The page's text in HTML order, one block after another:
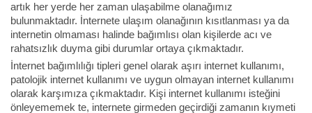
artık her yerde her zaman ulaşabilme olanağımız
bulunmaktadır. İnternete ulaşım olanağının kısıtlanması ya da
internetin olmaması halinde bağımlısı olan kişilerde acı ve
rahatsızlık duyma gibi durumlar ortaya çıkmaktadır.
İnternet bağımlılığı tipleri genel olarak aşırı internet kullanımı,
patolojik internet kullanımı ve uygun olmayan internet kullanımı
olarak karşımıza çıkmaktadır. Kişi internet kullanımı isteğini
önleyememek te, internete girmeden geçirdiği zamanın kıymeti